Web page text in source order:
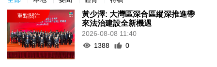
黃少澤: 大灣區深合區縱深推進帶
來法治建設全新機遇
2026-08-08 11:40
1388
0